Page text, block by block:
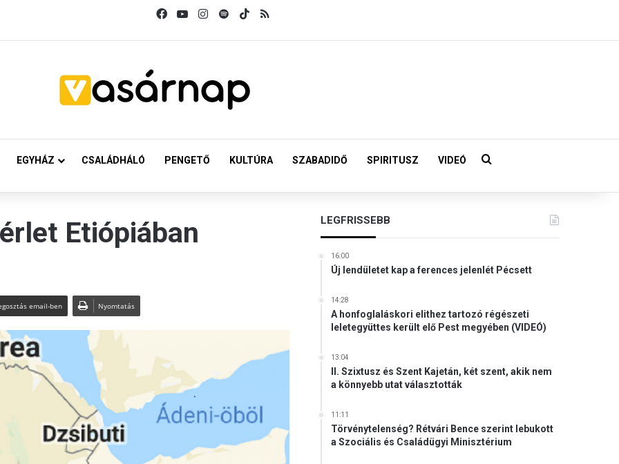
FacebookYouTubeInstagram
SpotifyTikTok
EGYHÁZ CSALÁDHÁLÓ PENGETŐ KULTÚRA SZABADIDŐ SPIRITUSZ VIDEÓ Keresés:
Etiópiában
email-ben Nyomtatás
LEGFRISSEBB
16:00
Új lendületet kap a ferences jelenlét Pécsett
14:28
A honfoglaláskori elithez tartozó régészeti
leletegyüttes került elő Pest megyében (VIDEÓ)
13:04
II. Szixtusz és Szent Kajetán, két szent, akik nem
a könnyebb utat választották
11:11
Törvénytelenség? Rétvári Bence szerint lebukott
a Szociális és Családügyi Minisztérium